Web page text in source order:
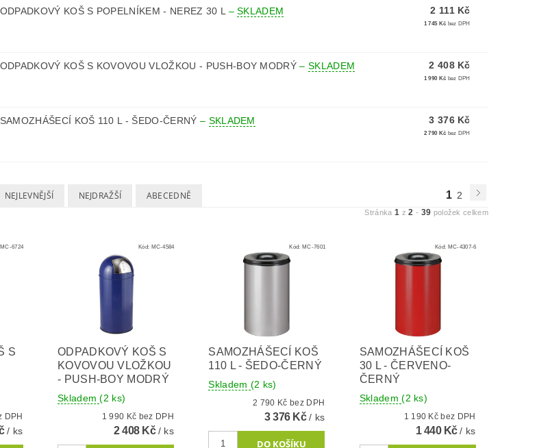
ODPADKOVÝ KOŠ S POPELNÍKEM - NEREZ 30 L –SKLADEM 2 111 Kč
1 745 Kč bez DPH
ODPADKOVÝ KOŠ S KOVOVOU VLOŽKOU - PUSH-BOY MODRÝ–SKLADEM 2 408 Kč
1 990 Kč bez DPH
SAMOZHÁŠECÍ KOŠ 110 L - ŠEDO-ČERNÝ – SKLADEM 3 376 Kč
2 790 Kč bez DPH
NEJLEVNĚJŠÍ NEJDRAŽŠÍ ABECEDNĚ 1 2
Stránka1 z2 - 39 položek celkem
MC-6724
S
bez DPH
/ ks
Kód: MC-4584
ODPADKOVÝ KOŠ S
KOVOVOU VLOŽKOU
- PUSH-BOY MODRÝ
Skladem(2 ks)
1 990 Kč bez DPH
2 408 Kč/ ks
Kód: MC-7601
SAMOZHÁŠECÍ KOŠ
110 L - ŠEDO-ČERNÝ
Skladem (2 ks)
2 790 Kč bez DPH
3 376 Kč/ ks
Kód: MC-4307-6
SAMOZHÁŠECÍ KOŠ
30 L - ČERVENO-
ČERNÝ
Skladem(2 ks)
1 190 Kč bez DPH
1 440 Kč/ ks